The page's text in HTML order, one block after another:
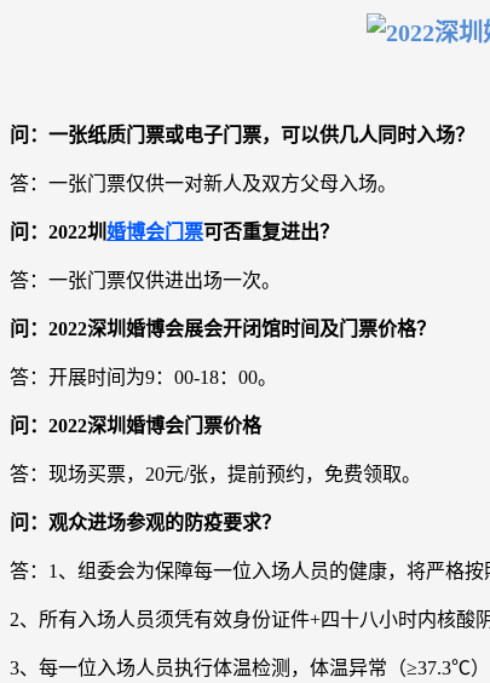
问：一张纸质门票或电子门票，可以供几人同时入场？
答：一张门票仅供一对新人及双方父母入场。
问：2022圳 婚博会门票可否重复进出？
答：一张门票仅供进出场一次。
问：2022深圳婚博会展会开闭馆时间及门票价格？
答：开展时间为9：00-18：00。
问：2022深圳婚博会门票价格
答：现场买票，20元/张，提前预约，免费领取。
问：观众进场参观的防疫要求？
答：1、组委会为保障每一位入场人员的健康，将严格
2、所有入场人员须凭有效身份证件+四十八小时内核酸
3、每一位入场人员执行体温检测，体温异常（≥37.3℃）